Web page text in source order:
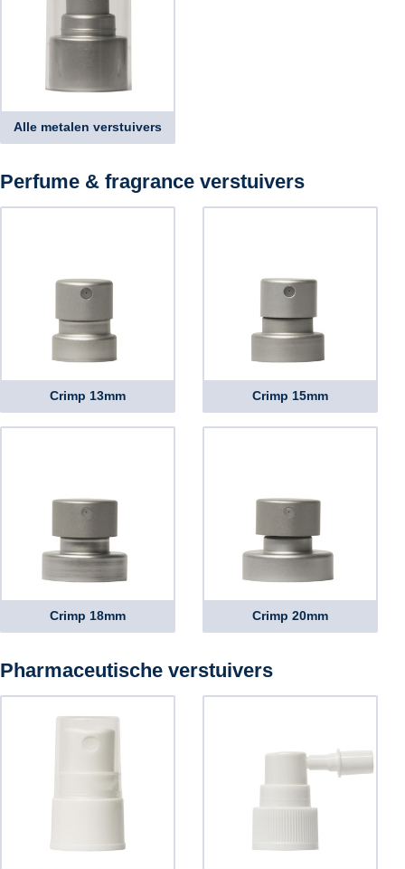
Alle metalen verstuivers
Perfume & fragrance verstuivers
Crimp 13mm Crimp 15mm
Crimp 18mm Crimp 20mm
Pharmaceutische verstuivers